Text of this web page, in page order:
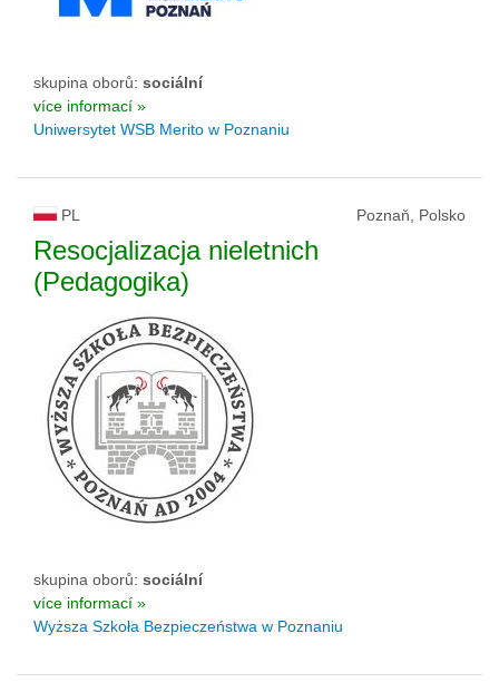
skupina oborů: sociální
více informací »
Uniwersytet WSB Merito w Poznaniu
PL Poznaň, Polsko
Resocjalizacja nieletnich
(Pedagogika)
skupina oborů: sociální
více informací »
Wyższa Szkoła Bezpieczeństwa w Poznaniu